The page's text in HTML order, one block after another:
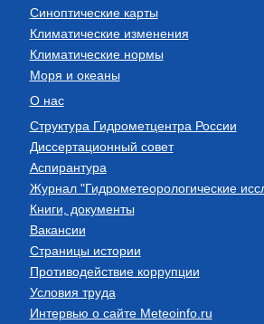
Синоптические карты
Климатические изменения
Климатические нормы
Моря и океаны
О нас
Структура Гидрометцентра России
Диссертационный совет
Аспирантура
Журнал "Гидрометеорологические
Книги, документы
Вакансии
Страницы истории
Противодействие коррупции
Условия труда
Интервью о сайте Meteoinfo.ru